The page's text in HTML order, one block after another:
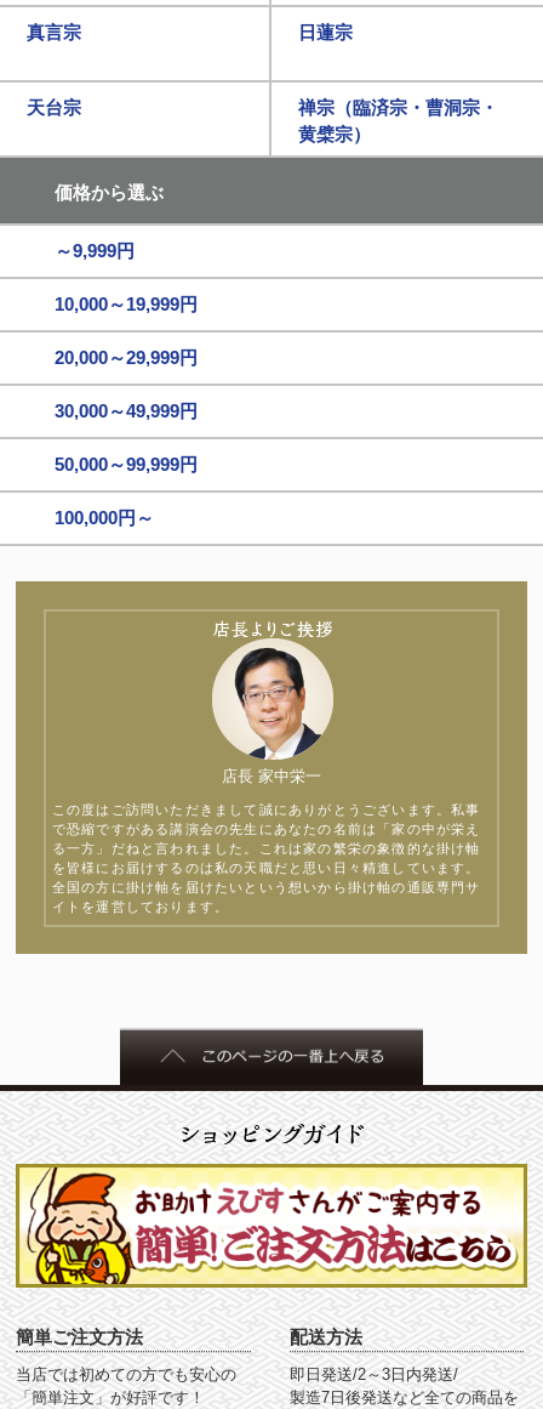
真言宗 日蓮宗
天台宗
禅宗（臨済宗・曹洞宗・
黄檗宗）
価格から選ぶ
～9,999円
10,000～19,999円
20,000～29,999円
30,000～49,999円
50,000～99,999円
100,000円～
店長 家中栄一
この度はご訪問いただきまして誠にありがとうございます。私事
で恐縮ですがある講演会の先生にあなたの名前は「家の中が栄え
る一方」だねと言われました。これは家の繁栄の象徴的な掛け軸
を皆様にお届けするのは私の天職だと思い日々精進しています。
全国の方に掛け軸を届けたいという想いから掛け軸の通販専門サ
イトを運営しております。
簡単ご注文方法
当店では初めての方でも安心の
「簡単注文」が好評です！
配送方法
即日発送/2～3日内発送/
製造7日後発送など全ての商品を